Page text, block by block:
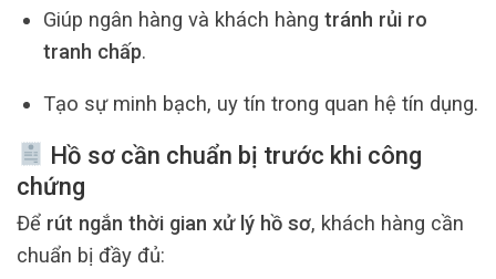
Giúp ngân hàng và khách hàng tránh rủi ro
tranh chấp.
Tạo sự minh bạch, uy tín trong quan hệ tín dụng.
Hồ sơ cần chuẩn bị trước khi công
chứng
Để rút ngắn thời gian xử lý hồ sơ, khách hàng cần
chuẩn bị đầy đủ: